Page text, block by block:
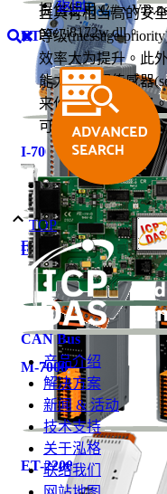
ET-7000
ET-7200
ET-2200
I-7000
M-7000
提供使用 C#、
pac_i8172w.dll。
FR-2000
且具有相当高的安
等级(message
效率大为提升。此
能力，搭配传感器
来作智能控制网路
可以实现 CAN、
CAN Bus
返回
TOP
产品介绍
解决方案
新闻 & 活动
技术支持
关于泓格
联络我们